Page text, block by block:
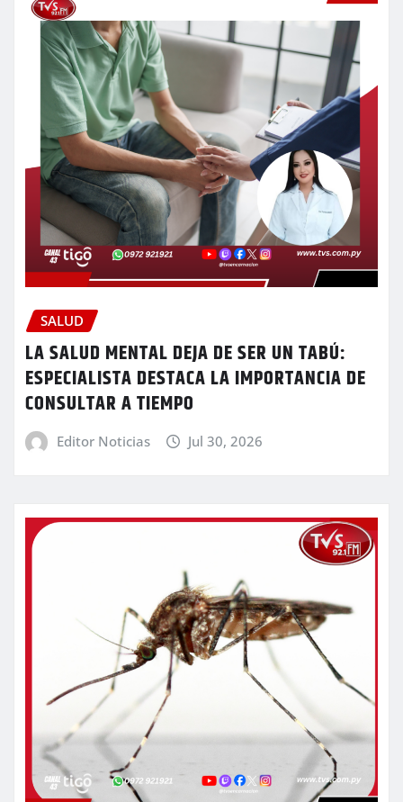
SALUD
LA SALUD MENTAL DEJA DE SER UN TABÚ:
ESPECIALISTA DESTACA LA IMPORTANCIA DE
CONSULTAR A TIEMPO
Editor Noticias Jul 30, 2026